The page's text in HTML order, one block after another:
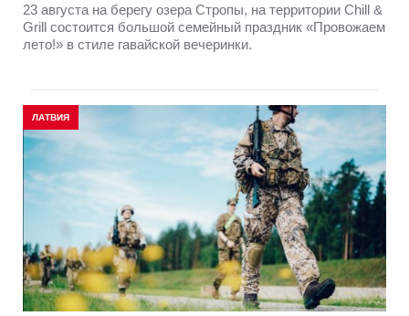
23 августа на берегу озера Стропы, на территории Chill &
Grill состоится большой семейный праздник «Провожаем
лето!» в стиле гавайской вечеринки.
ЛАТВИЯ